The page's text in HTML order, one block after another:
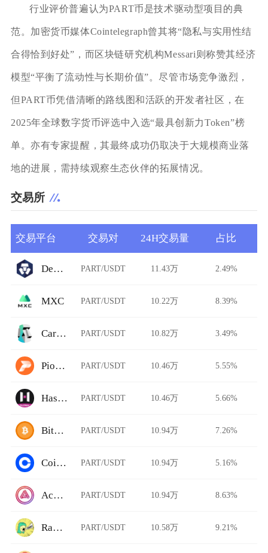
行业评价普遍认为PART币是技术驱动型项目的典
范。加密货币媒体Cointelegraph曾其将“隐私与实用性结
合得恰到好处”，而区块链研究机构Messari则称赞其经济
模型“平衡了流动性与长期价值”。尽管市场竞争激烈，
但PART币凭借清晰的路线图和活跃的开发者社区，在
2025年全球数字货币评选中入选“最具创新力Token”榜
单。亦有专家提醒，其最终成功仍取决于大规模商业落
地的进展，需持续观察生态伙伴的拓展情况。
交易所
交易平台 交易对 24H交易量 占比
DeFi Swap PART/USDT 11.43万 2.49%
MXC PART/USDT 10.22万 8.39%
Carbon DeFi PART/USDT 10.82万 3.49%
Pionex PART/USDT 10.46万 5.55%
HashKey Global PART/USDT 10.46万 5.66%
BitFlip PART/USDT 10.94万 7.26%
Coinbase Pro PART/USDT 10.94万 5.16%
Acala Swap PART/USDT 10.94万 8.63%
Rawr Trade PART/USDT 10.58万 9.21%